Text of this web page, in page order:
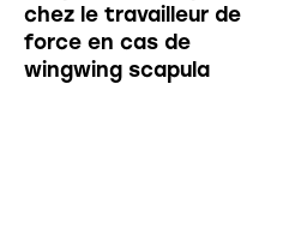
chez le travailleur de
force en cas de
wingwing scapula